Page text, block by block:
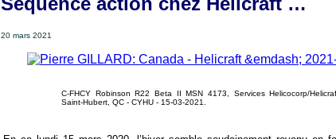
20 mars 2021
C-FHCY Robinson R22 Beta II MSN 4173, Services Helicocorp/
Saint-Hubert, QC - CYHU - 15-03-2021.